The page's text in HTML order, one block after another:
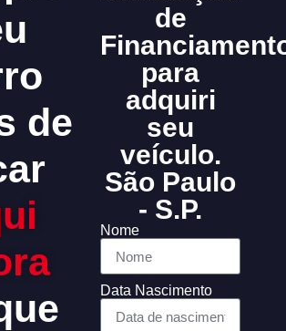
de
para
adquiri
seu
veículo.
São Paulo
- S.P.
Nome
Data Nascimento
de